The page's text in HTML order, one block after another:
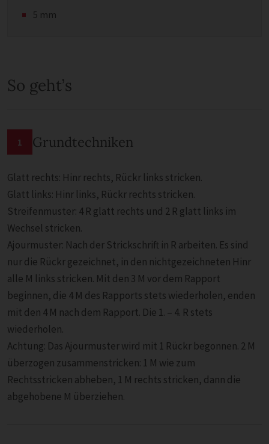
5 mm
So geht’s
1 Grundtechniken
Glatt rechts: Hinr rechts, Rückr links stricken.
Glatt links: Hinr links, Rückr rechts stricken.
Streifenmuster: 4 R glatt rechts und 2 R glatt links im
Wechsel stricken.
Ajourmuster: Nach der Strickschrift in R arbeiten. Es sind
nur die Rückr gezeichnet, in den nichtgezeichneten Hinr
alle M links stricken. Mit den 3 M vor dem Rapport
beginnen, die 4 M des Rapports stets wiederholen, enden
mit den 4 M nach dem Rapport. Die 1. – 4. R stets
wiederholen.
Achtung: Das Ajourmuster wird mit 1 Rückr begonnen. 2 M
überzogen zusammenstricken: 1 M wie zum
Rechtsstricken abheben, 1 M rechts stricken, dann die
abgehobene M überziehen.